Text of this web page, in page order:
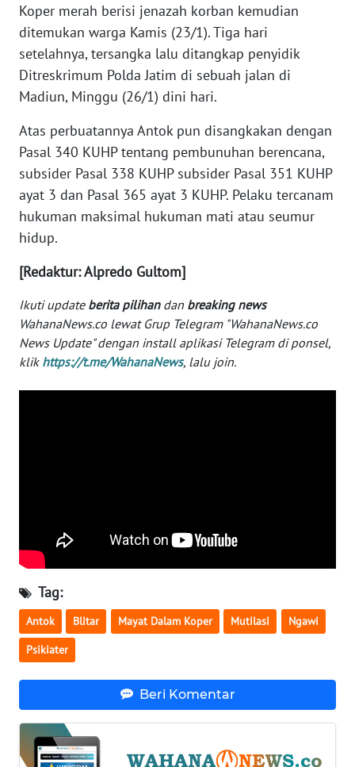
Koper merah berisi jenazah korban kemudian
ditemukan warga Kamis (23/1). Tiga hari
setelahnya, tersangka lalu ditangkap penyidik
Ditreskrimum Polda Jatim di sebuah jalan di
Madiun, Minggu (26/1) dini hari.
Atas perbuatannya Antok pun disangkakan dengan
Pasal 340 KUHP tentang pembunuhan berencana,
subsider Pasal 338 KUHP subsider Pasal 351 KUHP
ayat 3 dan Pasal 365 ayat 3 KUHP. Pelaku tercanam
hukuman maksimal hukuman mati atau seumur
hidup.
[Redaktur: Alpredo Gultom]
Ikuti update berita pilihandan breaking news
WahanaNews.co lewat Grup Telegram "WahanaNews.co
News Update" dengan install aplikasi Telegram di ponsel,
klik https://t.me/WahanaNews, lalu join.
Tag:
Antok Blitar Mayat Dalam Koper Mutilasi Ngawi
Psikiater
Beri Komentar
WN
RIAU
WN
SERAMBI
WN
JAMBI
WN
SULTRA
NTB
WN
SULTENG
SULBAR
WN
SUMSEL
WN
BENGKULU
WN
JATENG